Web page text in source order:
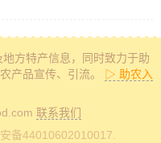
方特产信息 ，同时致力于助
产品宣传、引流。
▷ 助农入
联系我们
安备44010602010017.